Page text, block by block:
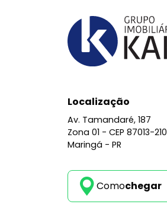
Localização
Av. Tamandaré, 187
Zona 01 - CEP 87013-210
Maringá - PR
Comochegar